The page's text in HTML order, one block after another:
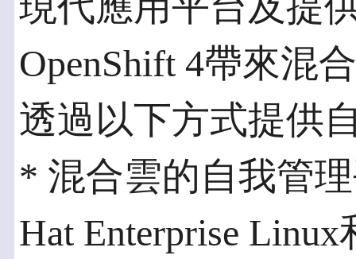
OpenShift 4帶來混
透過以下方式提供
* 混合雲的自我管
Hat Enterprise Linux